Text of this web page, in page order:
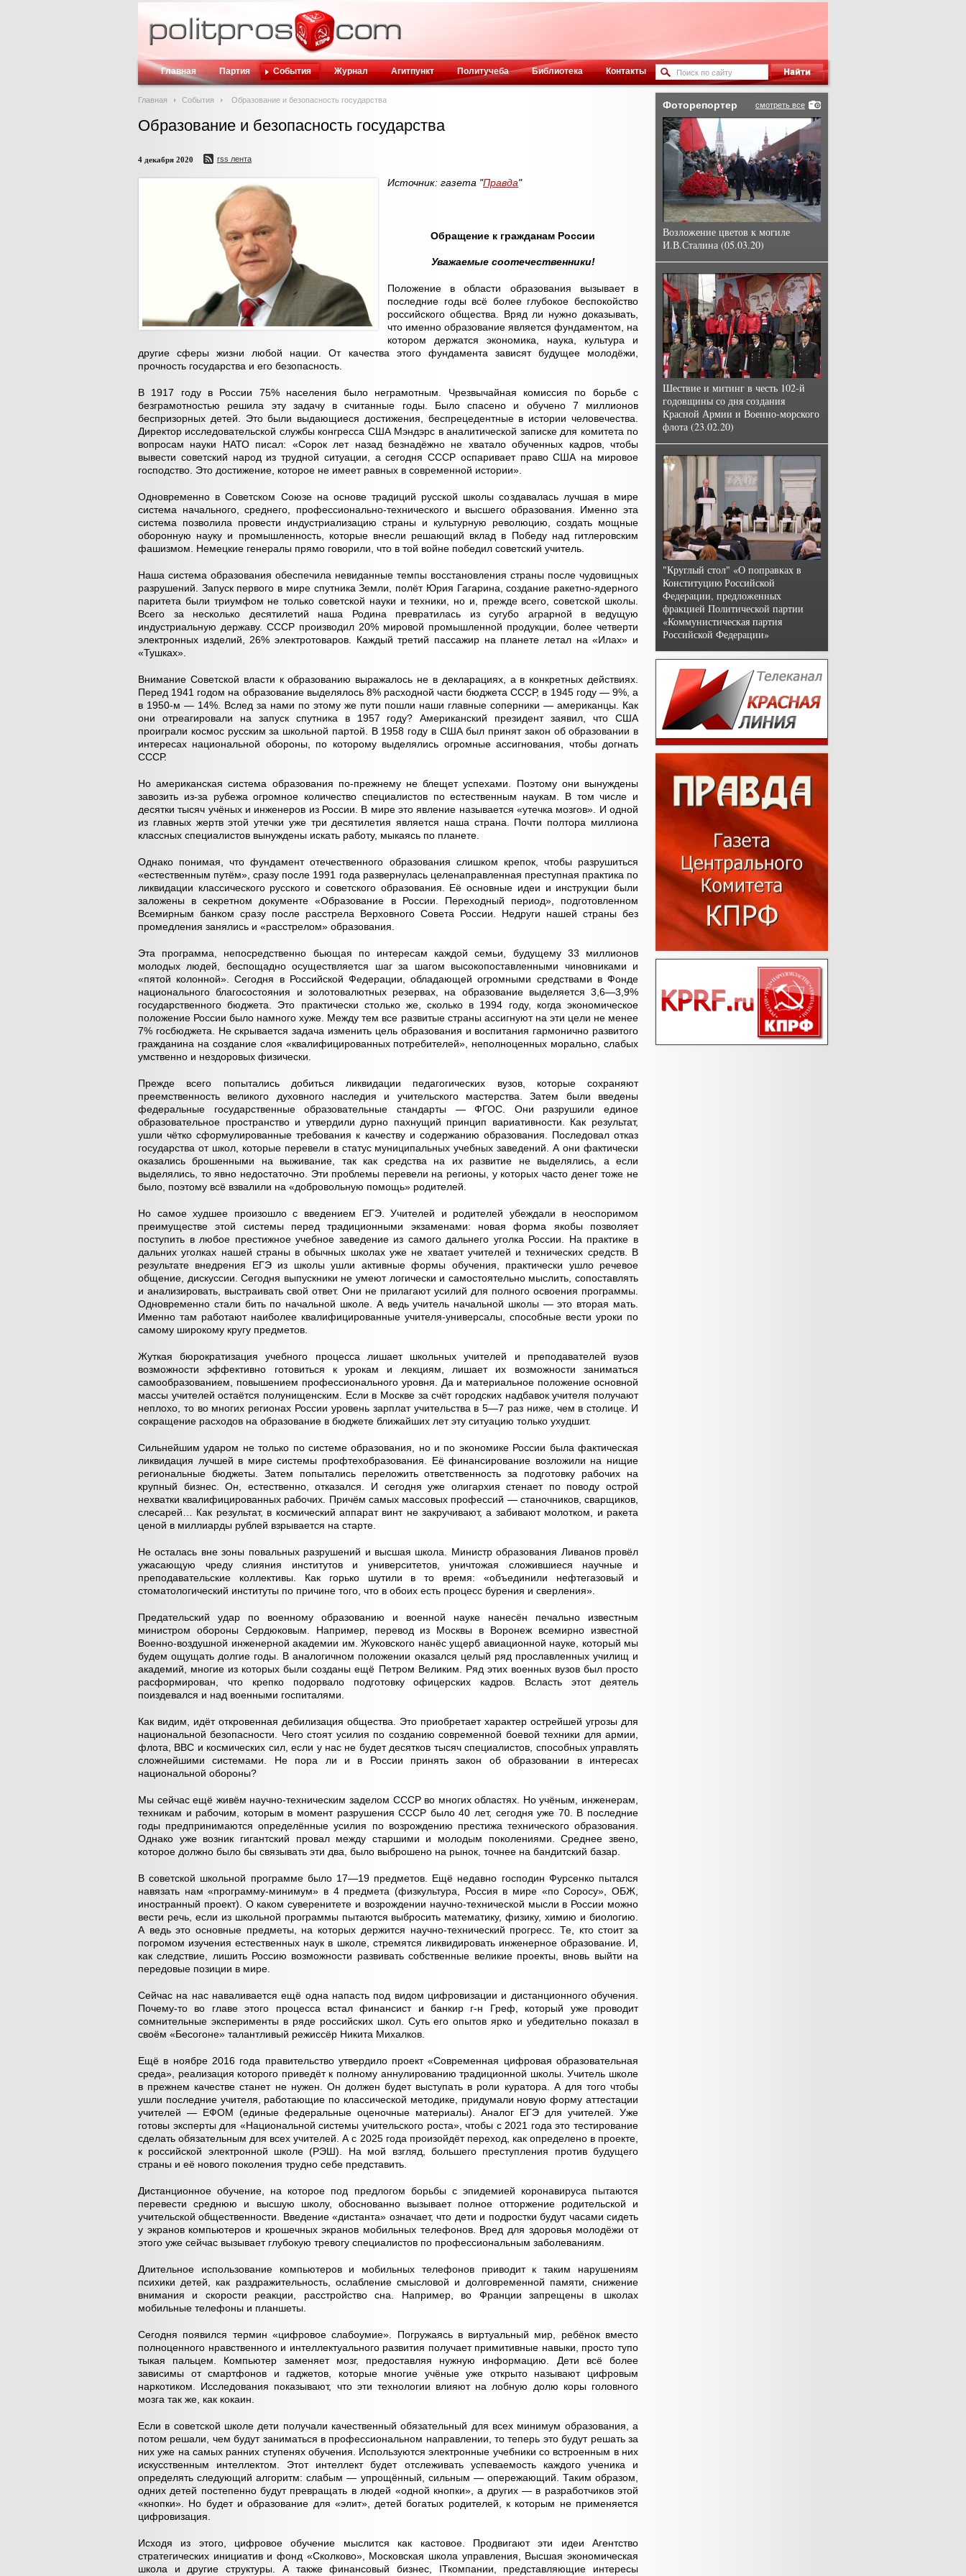
Главная Партия События Журнал Агитпункт Политучеба Библиотека Контакты
Главная События Образование и безопасность государства
Образование и безопасность государства
4 декабря 2020 rss лента
Источник: газета "Правда"
Обращение к гражданам России
Уважаемые соотечественники!
Положение в области образования вызывает в
последние годы всё более глубокое беспокойство
российского общества. Вряд ли нужно доказывать,
что именно образование является фундаментом, на
котором держатся экономика, наука, культура и
другие сферы жизни любой нации. От качества этого фундамента зависят будущее молодёжи,
прочность государства и его безопасность.
В 1917 году в России 75% населения было неграмотным. Чрезвычайная комиссия по борьбе с
безграмотностью решила эту задачу в считанные годы. Было спасено и обучено 7 миллионов
беспризорных детей. Это были выдающиеся достижения, беспрецедентные в истории человечества.
Директор исследовательской службы конгресса США Мэндэрс в аналитической записке для комитета по
вопросам науки НАТО писал: «Сорок лет назад безнадёжно не хватало обученных кадров, чтобы
вывести советский народ из трудной ситуации, а сегодня СССР оспаривает право США на мировое
господство. Это достижение, которое не имеет равных в современной истории».
Одновременно в Советском Союзе на основе традиций русской школы создавалась лучшая в мире
система начального, среднего, профессионально-технического и высшего образования. Именно эта
система позволила провести индустриализацию страны и культурную революцию, создать мощные
оборонную науку и промышленность, которые внесли решающий вклад в Победу над гитлеровским
фашизмом. Немецкие генералы прямо говорили, что в той войне победил советский учитель.
Наша система образования обеспечила невиданные темпы восстановления страны после чудовищных
разрушений. Запуск первого в мире спутника Земли, полёт Юрия Гагарина, создание ракетно-ядерного
паритета были триумфом не только советской науки и техники, но и, прежде всего, советской школы.
Всего за несколько десятилетий наша Родина превратилась из сугубо аграрной в ведущую
индустриальную державу. СССР производил 20% мировой промышленной продукции, более четверти
электронных изделий, 26% электротоваров. Каждый третий пассажир на планете летал на «Илах» и
«Тушках».
Внимание Советской власти к образованию выражалось не в декларациях, а в конкретных действиях.
Перед 1941 годом на образование выделялось 8% расходной части бюджета СССР, в 1945 году — 9%, а
в 1950-м — 14%. Вслед за нами по этому же пути пошли наши главные соперники — американцы. Как
они отреагировали на запуск спутника в 1957 году? Американский президент заявил, что США
проиграли космос русским за школьной партой. В 1958 году в США был принят закон об образовании в
интересах национальной обороны, по которому выделялись огромные ассигнования, чтобы догнать
СССР.
Но американская система образования по-прежнему не блещет успехами. Поэтому они вынуждены
завозить из-за рубежа огромное количество специалистов по естественным наукам. В том числе и
десятки тысяч учёных и инженеров из России. В мире это явление называется «утечка мозгов». И одной
из главных жертв этой утечки уже три десятилетия является наша страна. Почти полтора миллиона
классных специалистов вынуждены искать работу, мыкаясь по планете.
Однако понимая, что фундамент отечественного образования слишком крепок, чтобы разрушиться
«естественным путём», сразу после 1991 года развернулась целенаправленная преступная практика по
ликвидации классического русского и советского образования. Её основные идеи и инструкции были
заложены в секретном документе «Образование в России. Переходный период», подготовленном
Всемирным банком сразу после расстрела Верховного Совета России. Недруги нашей страны без
промедления занялись и «расстрелом» образования.
Эта программа, непосредственно бьющая по интересам каждой семьи, будущему 33 миллионов
молодых людей, беспощадно осуществляется шаг за шагом высокопоставленными чиновниками и
«пятой колонной». Сегодня в Российской Федерации, обладающей огромными средствами в Фонде
национального благосостояния и золотовалютных резервах, на образование выделяется 3,6—3,9%
государственного бюджета. Это практически столько же, сколько в 1994 году, когда экономическое
положение России было намного хуже. Между тем все развитые страны ассигнуют на эти цели не менее
7% госбюджета. Не скрывается задача изменить цель образования и воспитания гармонично развитого
гражданина на создание слоя «квалифицированных потребителей», неполноценных морально, слабых
умственно и нездоровых физически.
Прежде всего попытались добиться ликвидации педагогических вузов, которые сохраняют
преемственность великого духовного наследия и учительского мастерства. Затем были введены
федеральные государственные образовательные стандарты — ФГОС. Они разрушили единое
образовательное пространство и утвердили дурно пахнущий принцип вариативности. Как результат,
ушли чётко сформулированные требования к качеству и содержанию образования. Последовал отказ
государства от школ, которые перевели в статус муниципальных учебных заведений. А они фактически
оказались брошенными на выживание, так как средства на их развитие не выделялись, а если
выделялись, то явно недостаточно. Эти проблемы перевели на регионы, у которых часто денег тоже не
было, поэтому всё взвалили на «добровольную помощь» родителей.
Но самое худшее произошло с введением ЕГЭ. Учителей и родителей убеждали в неоспоримом
преимуществе этой системы перед традиционными экзаменами: новая форма якобы позволяет
поступить в любое престижное учебное заведение из самого дальнего уголка России. На практике в
дальних уголках нашей страны в обычных школах уже не хватает учителей и технических средств. В
результате внедрения ЕГЭ из школы ушли активные формы обучения, практически ушло речевое
общение, дискуссии. Сегодня выпускники не умеют логически и самостоятельно мыслить, сопоставлять
и анализировать, выстраивать свой ответ. Они не прилагают усилий для полного освоения программы.
Одновременно стали бить по начальной школе. А ведь учитель начальной школы — это вторая мать.
Именно там работают наиболее квалифицированные учителя-универсалы, способные вести уроки по
самому широкому кругу предметов.
Жуткая бюрократизация учебного процесса лишает школьных учителей и преподавателей вузов
возможности эффективно готовиться к урокам и лекциям, лишает их возможности заниматься
самообразованием, повышением профессионального уровня. Да и материальное положение основной
массы учителей остаётся полунищенским. Если в Москве за счёт городских надбавок учителя получают
неплохо, то во многих регионах России уровень зарплат учительства в 5—7 раз ниже, чем в столице. И
сокращение расходов на образование в бюджете ближайших лет эту ситуацию только ухудшит.
Сильнейшим ударом не только по системе образования, но и по экономике России была фактическая
ликвидация лучшей в мире системы профтехобразования. Её финансирование возложили на нищие
региональные бюджеты. Затем попытались переложить ответственность за подготовку рабочих на
крупный бизнес. Он, естественно, отказался. И сегодня уже олигархия стенает по поводу острой
нехватки квалифицированных рабочих. Причём самых массовых профессий — станочников, сварщиков,
слесарей… Как результат, в космический аппарат винт не закручивают, а забивают молотком, и ракета
ценой в миллиарды рублей взрывается на старте.
Не осталась вне зоны повальных разрушений и высшая школа. Министр образования Ливанов провёл
ужасающую чреду слияния институтов и университетов, уничтожая сложившиеся научные и
преподавательские коллективы. Как горько шутили в то время: «объединили нефтегазовый и
стоматологический институты по причине того, что в обоих есть процесс бурения и сверления».
Предательский удар по военному образованию и военной науке нанесён печально известным
министром обороны Сердюковым. Например, перевод из Москвы в Воронеж всемирно известной
Военно-воздушной инженерной академии им. Жуковского нанёс ущерб авиационной науке, который мы
будем ощущать долгие годы. В аналогичном положении оказался целый ряд прославленных училищ и
академий, многие из которых были созданы ещё Петром Великим. Ряд этих военных вузов был просто
расформирован, что крепко подорвало подготовку офицерских кадров. Всласть этот деятель
поиздевался и над военными госпиталями.
Как видим, идёт откровенная дебилизация общества. Это приобретает характер острейшей угрозы для
национальной безопасности. Чего стоят усилия по созданию современной боевой техники для армии,
флота, ВВС и космических сил, если у нас не будет десятков тысяч специалистов, способных управлять
сложнейшими системами. Не пора ли и в России принять закон об образовании в интересах
национальной обороны?
Мы сейчас ещё живём научно-техническим заделом СССР во многих областях. Но учёным, инженерам,
техникам и рабочим, которым в момент разрушения СССР было 40 лет, сегодня уже 70. В последние
годы предпринимаются определённые усилия по возрождению престижа технического образования.
Однако уже возник гигантский провал между старшими и молодым поколениями. Среднее звено,
которое должно было бы связывать эти два, было выброшено на рынок, точнее на бандитский базар.
В советской школьной программе было 17—19 предметов. Ещё недавно господин Фурсенко пытался
навязать нам «программу-минимум» в 4 предмета (физкультура, Россия в мире «по Соросу», ОБЖ,
иностранный проект). О каком суверенитете и возрождении научно-технической мысли в России можно
вести речь, если из школьной программы пытаются выбросить математику, физику, химию и биологию.
А ведь это основные предметы, на которых держится научно-технический прогресс. Те, кто стоит за
погромом изучения естественных наук в школе, стремятся ликвидировать инженерное образование. И,
как следствие, лишить Россию возможности развивать собственные великие проекты, вновь выйти на
передовые позиции в мире.
Сейчас на нас наваливается ещё одна напасть под видом цифровизации и дистанционного обучения.
Почему-то во главе этого процесса встал финансист и банкир г-н Греф, который уже проводит
сомнительные эксперименты в ряде российских школ. Суть его опытов ярко и убедительно показал в
своём «Бесогоне» талантливый режиссёр Никита Михалков.
Ещё в ноябре 2016 года правительство утвердило проект «Современная цифровая образовательная
среда», реализация которого приведёт к полному аннулированию традиционной школы. Учитель школе
в прежнем качестве станет не нужен. Он должен будет выступать в роли куратора. А для того чтобы
ушли последние учителя, работающие по классической методике, придумали новую форму аттестации
учителей — ЕФОМ (единые федеральные оценочные материалы). Аналог ЕГЭ для учителей. Уже
готовы эксперты для «Национальной системы учительского роста», чтобы с 2021 года это тестирование
сделать обязательным для всех учителей. А с 2025 года произойдёт переход, как определено в проекте,
к российской электронной школе (РЭШ). На мой взгляд, большего преступления против будущего
страны и её нового поколения трудно себе представить.
Дистанционное обучение, на которое под предлогом борьбы с эпидемией коронавируса пытаются
перевести среднюю и высшую школу, обоснованно вызывает полное отторжение родительской и
учительской общественности. Введение «дистанта» означает, что дети и подростки будут часами сидеть
у экранов компьютеров и крошечных экранов мобильных телефонов. Вред для здоровья молодёжи от
этого уже сейчас вызывает глубокую тревогу специалистов по профессиональным заболеваниям.
Длительное использование компьютеров и мобильных телефонов приводит к таким нарушениям
психики детей, как раздражительность, ослабление смысловой и долговременной памяти, снижение
внимания и скорости реакции, расстройство сна. Например, во Франции запрещены в школах
мобильные телефоны и планшеты.
Сегодня появился термин «цифровое слабоумие». Погружаясь в виртуальный мир, ребёнок вместо
полноценного нравственного и интеллектуального развития получает примитивные навыки, просто тупо
тыкая пальцем. Компьютер заменяет мозг, предоставляя нужную информацию. Дети всё более
зависимы от смартфонов и гаджетов, которые многие учёные уже открыто называют цифровым
наркотиком. Исследования показывают, что эти технологии влияют на лобную долю коры головного
мозга так же, как кокаин.
Если в советской школе дети получали качественный обязательный для всех минимум образования, а
потом решали, чем будут заниматься в профессиональном направлении, то теперь это будут решать за
них уже на самых ранних ступенях обучения. Используются электронные учебники со встроенным в них
искусственным интеллектом. Этот интеллект будет отслеживать успеваемость каждого ученика и
определять следующий алгоритм: слабым — упрощённый, сильным — опережающий. Таким образом,
одних детей постепенно будут превращать в людей «одной кнопки», а других — в разработчиков этой
«кнопки». Но будет и образование для «элит», детей богатых родителей, к которым не применяется
цифровизация.
Исходя из этого, цифровое обучение мыслится как кастовое. Продвигают эти идеи Агентство
стратегических инициатив и фонд «Сколково», Московская школа управления, Высшая экономическая
школа и другие структуры. А также финансовый бизнес, IТкомпании, представляющие интересы
смотреть все
Фоторепортер
Возложение цветов к могиле
И.В.Сталина (05.03.20)
Шествие и митинг в честь 102-й
годовщины со дня создания
Красной Армии и Военно-морского
флота (23.02.20)
"Круглый стол" «О поправках в
Конституцию Российской
Федерации, предложенных
фракцией Политической партии
«Коммунистическая партия
Российской Федерации»